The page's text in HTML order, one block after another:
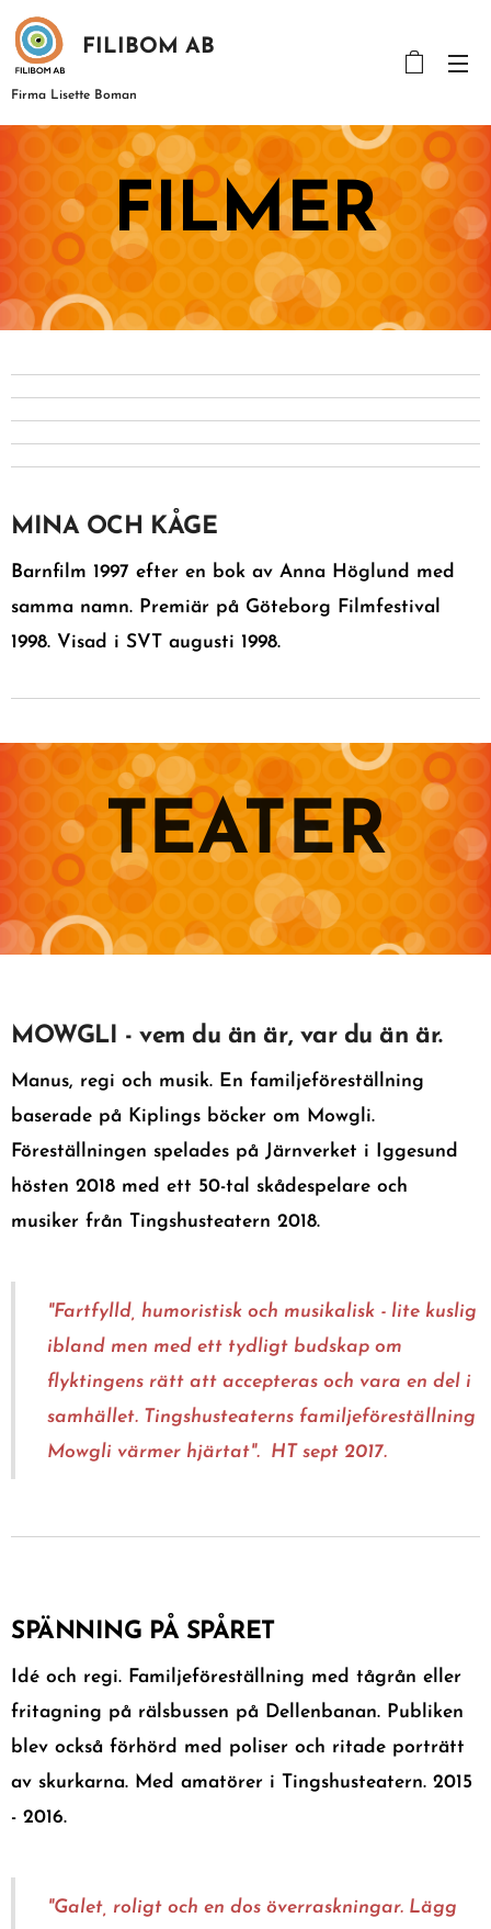
FILIBOM AB
Firma Lisette Boman
FILMER
MINA OCH KÅGE
Barnfilm 1997 efter en bok av Anna Höglund med
samma namn. Premiär på Göteborg Filmfestival
1998. Visad i SVT augusti 1998.
TEATER
MOWGLI - vem du än är, var du än är.
Manus, regi och musik. En familjeföreställning
baserade på Kiplings böcker om Mowgli.
Föreställningen spelades på Järnverket i Iggesund
hösten 2018 med ett 50-tal skådespelare och
musiker från Tingshusteatern 2018.
"Fartfylld, humoristisk och musikalisk - lite kuslig
ibland men med ett tydligt budskap om
flyktingens rätt att accepteras och vara en del i
samhället. Tingshusteaterns familjeföreställning
Mowgli värmer hjärtat". HT sept 2017.
SPÄNNING PÅ SPÅRET
Idé och regi. Familjeföreställning med tågrån eller
fritagning på rälsbussen på Dellenbanan. Publiken
blev också förhörd med poliser och ritade porträtt
av skurkarna. Med amatörer i Tingshusteatern. 2015
- 2016.
"Galet, roligt och en dos överraskningar. Lägg